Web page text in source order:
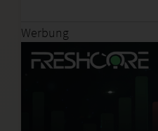
Werbung